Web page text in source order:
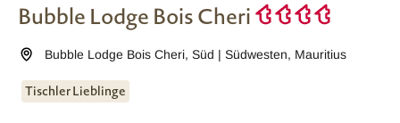
Bubble Lodge Bois Cheri
Bubble Lodge Bois Cheri,Süd | Südwesten, Mauritius
Tischler Lieblinge